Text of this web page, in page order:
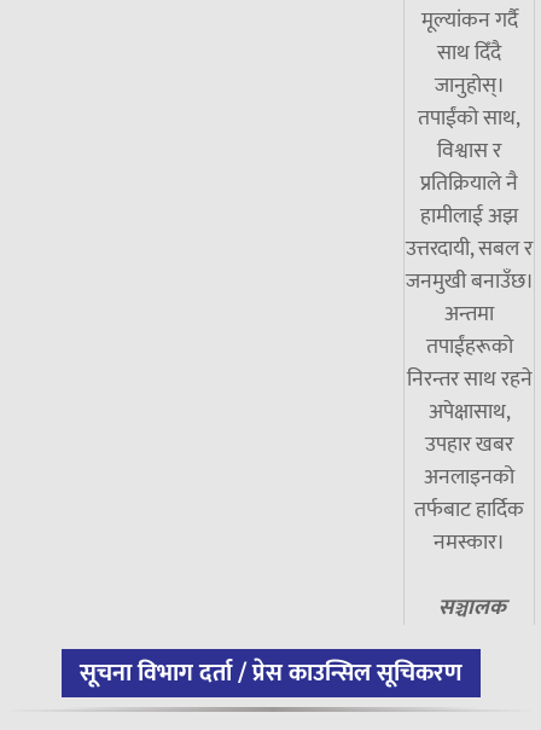
मूल्यांकन गर्दै
साथ दिँदै
जानुहोस्।
तपाईंको साथ,
विश्वास र
प्रतिक्रियाले नै
हामीलाई अझ
उत्तरदायी, सबल र
जनमुखी बनाउँछ।
अन्तमा
तपाईंहरूको
निरन्तर साथ रहने
अपेक्षासाथ,
उपहार खबर
अनलाइनको
तर्फबाट हार्दिक
नमस्कार।
सञ्चालक
सूचना विभाग दर्ता / प्रेस काउन्सिल सूचिकरण